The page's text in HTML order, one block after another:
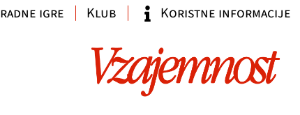
igre Klub Koristne informacije